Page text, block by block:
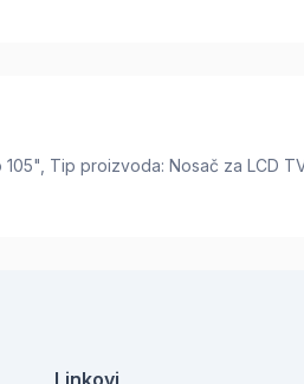
Tip proizvoda: Nosač za LCD